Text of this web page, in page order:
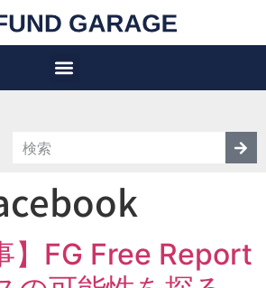
】FG Free Report